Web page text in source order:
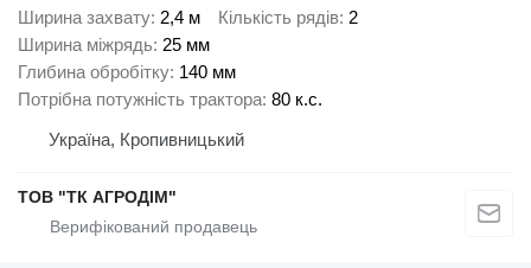
Ширина захвату 2,4 м Кількість рядів 2
Ширина міжрядь 25 мм
Глибина обробітку 140 мм
Потрібна потужність трактора 80 к.с.
Україна, Кропивницький
ТОВ "ТК АГРОДІМ"